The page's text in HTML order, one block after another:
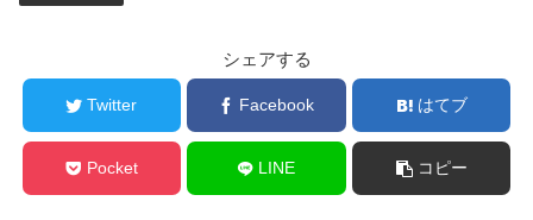
シェアする
Twitter Facebook はてブ
Pocket LINE コピー